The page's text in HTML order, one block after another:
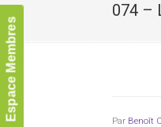
Espace Membres
074 –
Par Benoît